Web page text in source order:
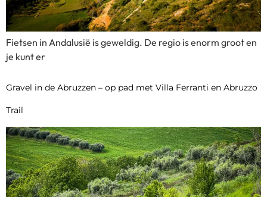
Fietsen in Andalusië is geweldig. De regio is enorm groot en
je kunt er
Gravel in de Abruzzen – op pad met Villa Ferranti en Abruzzo
Trail